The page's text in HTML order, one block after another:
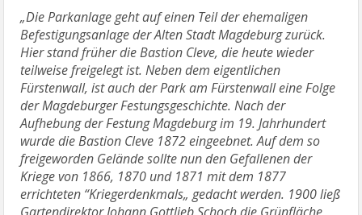
„Die Parkanlage geht auf einen Teil der ehemaligen
Befestigungsanlage der Alten Stadt Magdeburg zurück.
Hier stand früher die Bastion Cleve, die heute wieder
teilweise freigelegt ist. Neben dem eigentlichen
Fürstenwall, ist auch der Park am Fürstenwall eine Folge
der Magdeburger Festungsgeschichte. Nach der
Aufhebung der Festung Magdeburg im 19. Jahrhundert
wurde die Bastion Cleve 1872 eingeebnet. Auf dem so
freigeworden Gelände sollte nun den Gefallenen der
Kriege von 1866, 1870 und 1871 mit dem 1877
errichteten “Kriegerdenkmals„ gedacht werden. 1900 ließ